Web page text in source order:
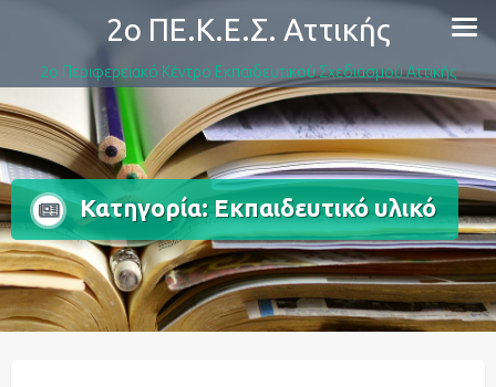
content
2ο ΠΕ.Κ.Ε.Σ. Αττικής
2ο Περιφερειακό Κέντρο Εκπαιδευτικού Σχεδιασμού Αττικής
Κατηγορία: Εκπαιδευτικό υλικό